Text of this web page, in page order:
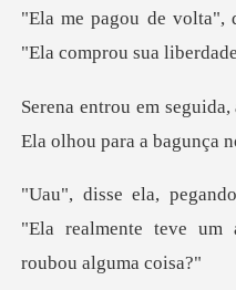
Ela
"Ela realmente teve um